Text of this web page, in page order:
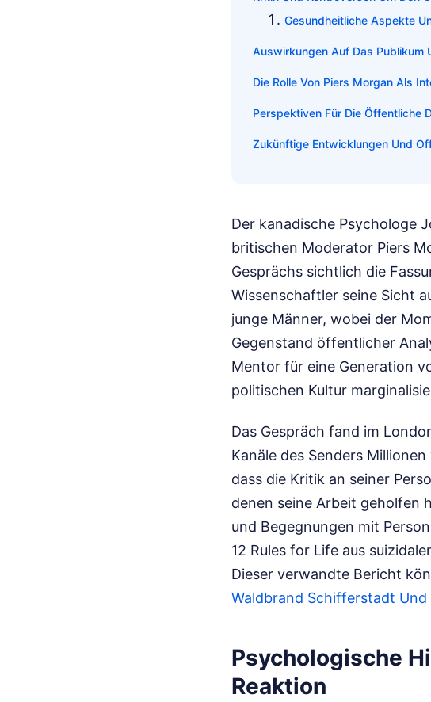
Gesundheitliche Aspekte
Auswirkungen Auf Das Publikum
Die Rolle Von Piers Morgan Als
Perspektiven Für Die Öffentliche
Zukünftige Entwicklungen Und
Der kanadische Psychologe
britischen Moderator Piers
Gesprächs sichtlich die
Wissenschaftler seine Sicht
junge Männer, wobei der
Gegenstand öffentlicher
Mentor für eine Generation
politischen Kultur
Das Gespräch fand im
Kanäle des Senders
dass die Kritik an seiner
denen seine Arbeit geholfen
und Begegnungen mit
12 Rules for Life aus
Dieser verwandte Bericht
Waldbrand Schifferstadt
Psychologische
Reaktion